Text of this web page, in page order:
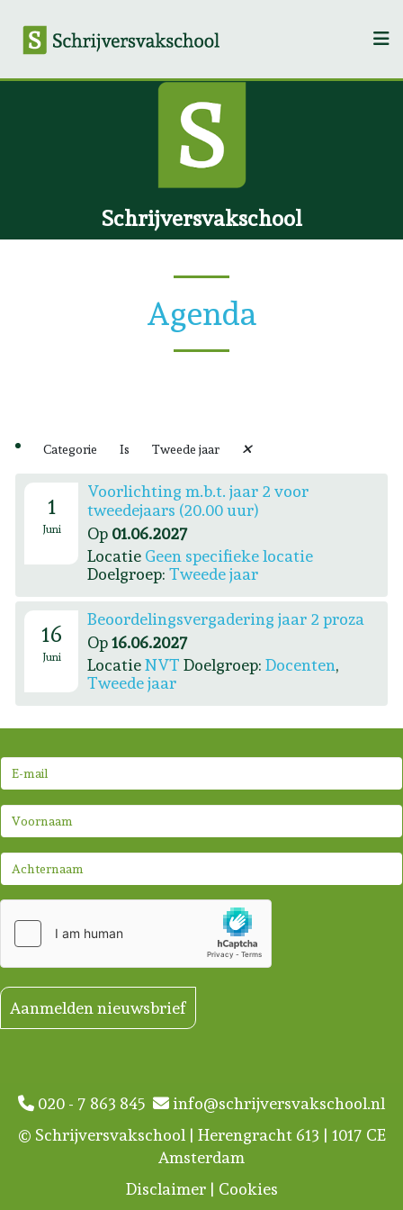
Schrijversvakschool
Agenda
Categorie Is Tweede jaar
1
Juni
Voorlichting m.b.t. jaar 2 voor
tweedejaars (20.00 uur)
Op 01.06.2027
Locatie Geen specifieke locatie
Doelgroep:Tweede jaar
16
Juni
Beoordelingsvergadering jaar 2 proza
Op16.06.2027
LocatieNVT Doelgroep:Docenten,
Tweede jaar
Aanmelden nieuwsbrief
020 - 7 863 845
info@schrijversvakschool.nl
© Schrijversvakschool | Herengracht 613 | 1017 CE
Amsterdam
Disclaimer| Cookies